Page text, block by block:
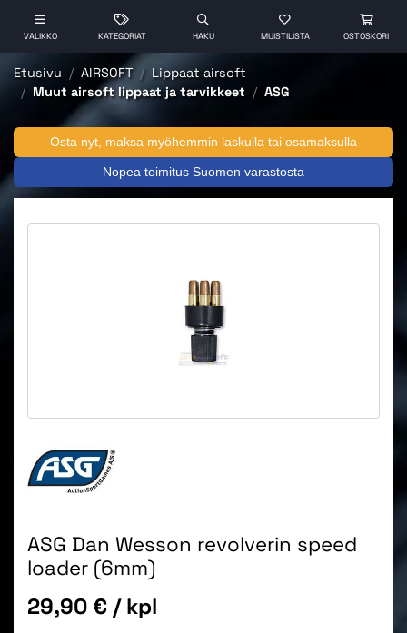
VALIKKO KATEGORIAT HAKU MUISTILISTA OSTOSKORI
Etusivu AIRSOFT
Lippaat airsoft
Muut airsoft lippaat ja tarvikkeet
ASG
Osta nyt, maksa myöhemmin laskulla tai osamaksulla
Nopea toimitus Suomen varastosta
ASG Dan Wesson revolverin speed
loader (6mm)
Hinta
29,90 € / kpl